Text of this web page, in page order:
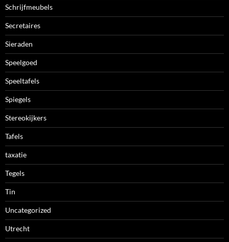
Schrijfmeubels
Secretaires
Sieraden
Speelgoed
Speeltafels
Spiegels
Stereokijkers
Tafels
taxatie
Tegels
Tin
Uncategorized
Utrecht